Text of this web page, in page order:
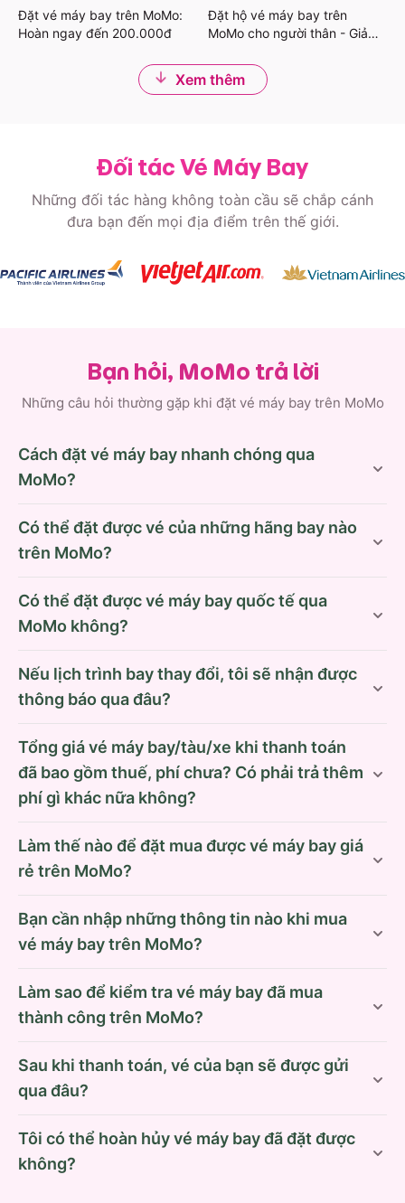
Đặt vé máy bay trên MoMo:
Hoàn ngay đến 200.000đ
Đặt hộ vé máy bay trên
MoMo cho người thân - Giảm
Xem thêm
Đối tác Vé Máy Bay
Những đối tác hàng không toàn cầu sẽ chắp cánh
đưa bạn đến mọi địa điểm trên thế giới.
Bạn hỏi, MoMo trả lời
Những câu hỏi thường gặp khi đặt vé máy bay trên MoMo
Cách đặt vé máy bay nhanh chóng qua
MoMo?
Có thể đặt được vé của những hãng bay nào
trên MoMo?
Có thể đặt được vé máy bay quốc tế qua
MoMo không?
Nếu lịch trình bay thay đổi, tôi sẽ nhận được
thông báo qua đâu?
Tổng giá vé máy bay/tàu/xe khi thanh toán
đã bao gồm thuế, phí chưa? Có phải trả thêm
phí gì khác nữa không?
Làm thế nào để đặt mua được vé máy bay giá
rẻ trên MoMo?
Bạn cần nhập những thông tin nào khi mua
vé máy bay trên MoMo?
Làm sao để kiểm tra vé máy bay đã mua
thành công trên MoMo?
Sau khi thanh toán, vé của bạn sẽ được gửi
qua đâu?
Tôi có thể hoàn hủy vé máy bay đã đặt được
không?